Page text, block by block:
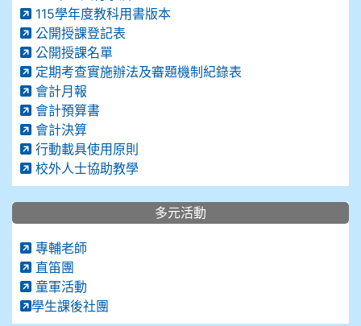
115學年度教科用書版本
公開授課登記表
公開授課名單
定期考查實施辦法及審題機制紀錄表
會計月報
會計預算書
會計決算
行動載具使用原則
校外人士協助教學
多元活動
專輔老師
直笛團
童軍活動
學生課後社團